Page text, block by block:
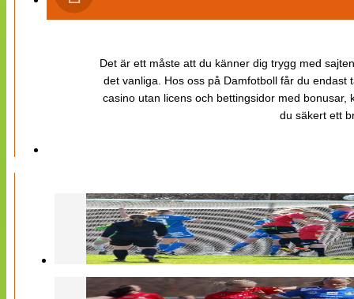
Det är ett måste att du känner dig trygg med
det vanliga. Hos oss på Damfotboll får du
casino utan licens och bettingsidor med
du säkert ett